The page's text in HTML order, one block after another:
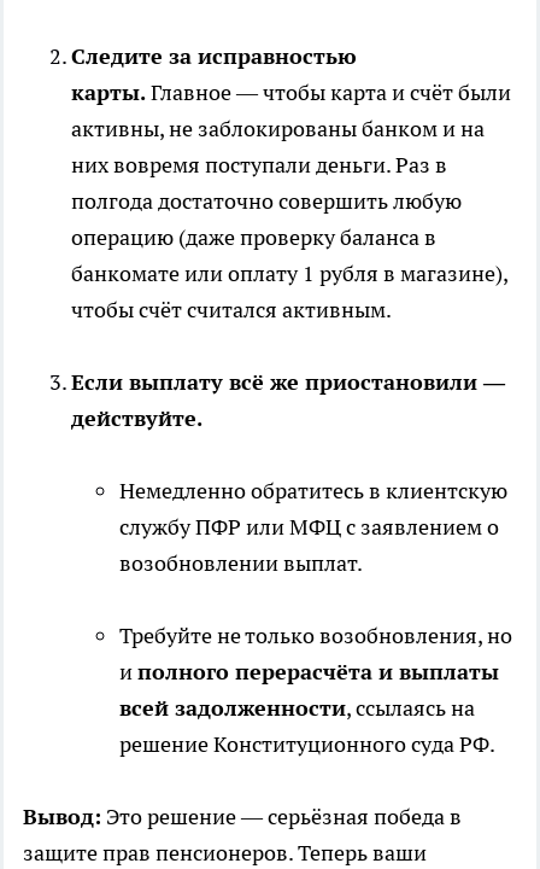
Следите за исправностью
карты.Главное — чтобы карта и счёт были
активны, не заблокированы банком и на
них вовремя поступали деньги. Раз в
полгода достаточно совершить любую
операцию (даже проверку баланса в
банкомате или оплату 1 рубля в магазине),
чтобы счёт считался активным.
Если выплату всё же приостановили —
действуйте.
Немедленно обратитесь в клиентскую
службу ПФР или МФЦ с заявлением о
возобновлении выплат.
Требуйте не только возобновления, но
иполного перерасчёта и выплаты
всей задолженности, ссылаясь на
решение Конституционного суда РФ.
Вывод: Это решение — серьёзная победа в
защите прав пенсионеров. Теперь ваши